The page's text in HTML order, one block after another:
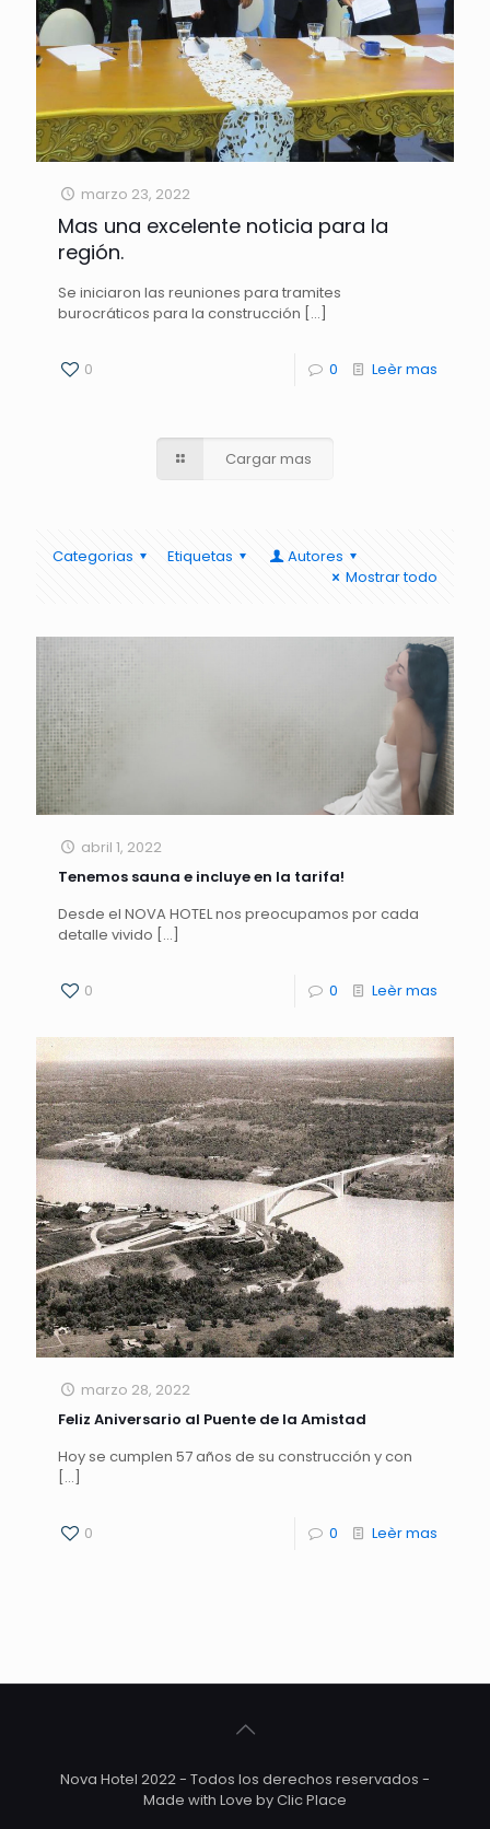
marzo 23, 2022
Mas una excelente noticia para la
región.
Se iniciaron las reuniones para tramites
burocráticos para la construcción […]
0 0 Leèr mas
Cargar mas
Categorias Etiquetas
Autores
Mostrar todo
abril 1, 2022
Tenemos sauna e incluye en la tarifa!
Desde el NOVA HOTEL nos preocupamos por cada
detalle vivido […]
0 0 Leèr mas
marzo 28, 2022
Feliz Aniversario al Puente de la Amistad
Hoy se cumplen 57 años de su construcción y con
[…]
0 0 Leèr mas
Nova Hotel 2022 - Todos los derechos reservados -
Made with Love by Clic Place